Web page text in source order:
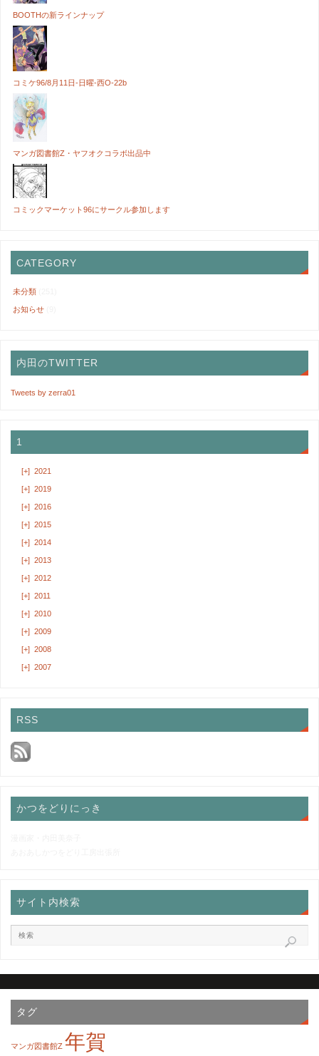
BOOTHの新ラインナップ
コミケ96/8月11日-日曜-西O-22b
マンガ図書館Z・ヤフオクコラボ出品中
コミックマーケット96にサークル参加します
CATEGORY
未分類
お知らせ
内田のTWITTER
Tweets by zerra01
1
[+] 2021
[+] 2019
[+] 2016
[+] 2015
[+] 2014
[+] 2013
[+] 2012
[+] 2011
[+] 2010
[+] 2009
[+] 2008
[+] 2007
RSS
かつをどりにっき
サイト内検索
タグ
マンガ図書館Z 年賀